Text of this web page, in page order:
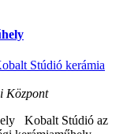
Stúdió kerámia
Központ
Kobalt Stúdió az